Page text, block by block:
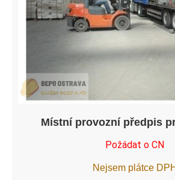
Místní provozní předpis
Požádat o CN
Nejsem plátce DPH